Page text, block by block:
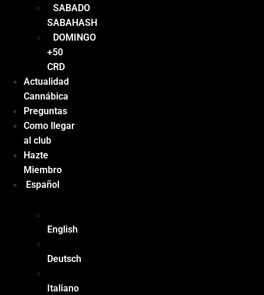
SABADO
SABAHASH
DOMINGO
+50
CRD
Actualidad
Cannábica
Preguntas
Como llegar
al club
Hazte
Miembro
Español
English
Deutsch
Italiano